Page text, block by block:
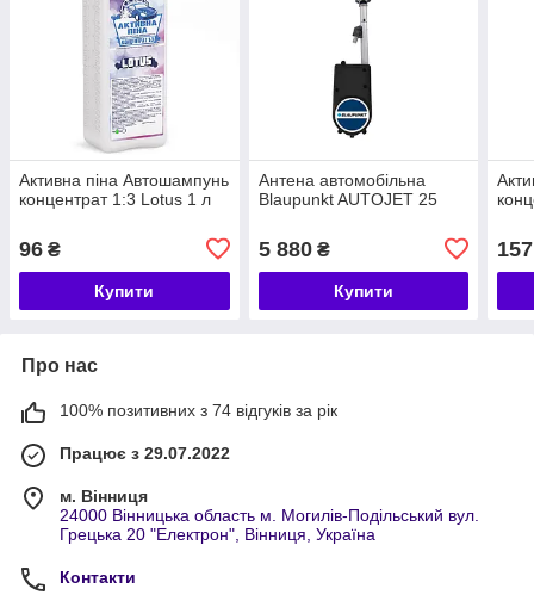
Активна піна Автошампунь
концентрат 1:3 Lotus 1 л
96 ₴
Купити
Антена автомобільна
Blaupunkt AUTOJET 25
5 880₴
Купити
157
Про нас
100% позитивних з 74 відгуків за рік
Працює з 29.07.2022
м. Вінниця
24000 Вінницька область м. Могилів-Подільський вул.
Грецька 20 "Електрон", Вінниця, Україна
Контакти